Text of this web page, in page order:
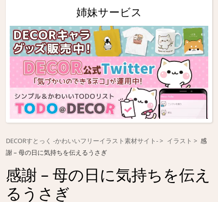
姉妹サービス
DECORすとっく -かわいいフリーイラスト素材サイト- イラスト
感
謝 – 母の日に気持ちを伝えるうさぎ
感謝 – 母の日に気持ちを伝え
るうさぎ